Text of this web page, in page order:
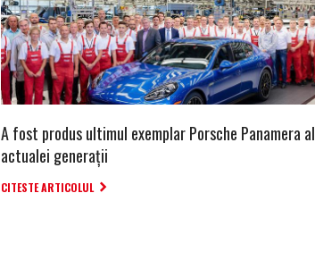
A fost produs ultimul exemplar Porsche Panamera al
actualei generații
CITESTE ARTICOLUL